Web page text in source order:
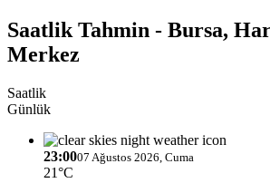
Saatlik Tahmin - Bursa,
Merkez
Saatlik
Günlük
23:0007 Ağustos 2026, Cuma
21°C